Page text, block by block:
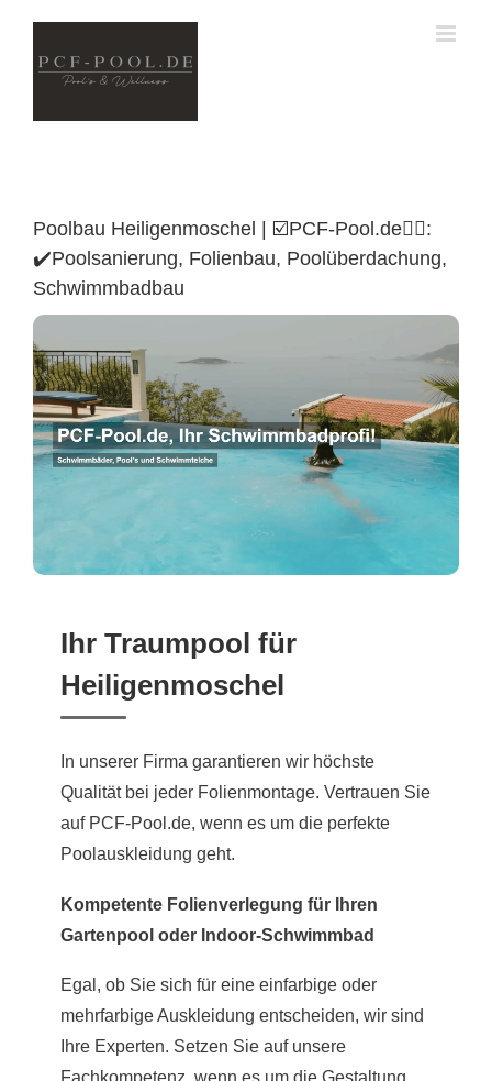
content
Poolbau Heiligenmoschel | ☑️PCF-Pool.de🏊🏼:
✔️Poolsanierung, Folienbau, Poolüberdachung,
Schwimmbadbau
Ihr Traumpool für
Heiligenmoschel
In unserer Firma garantieren wir höchste
Qualität bei jeder Folienmontage. Vertrauen Sie
auf PCF-Pool.de, wenn es um die perfekte
Poolauskleidung geht.
Kompetente Folienverlegung für Ihren
Gartenpool oder Indoor-Schwimmbad
Egal, ob Sie sich für eine einfarbige oder
mehrfarbige Auskleidung entscheiden, wir sind
Ihre Experten. Setzen Sie auf unsere